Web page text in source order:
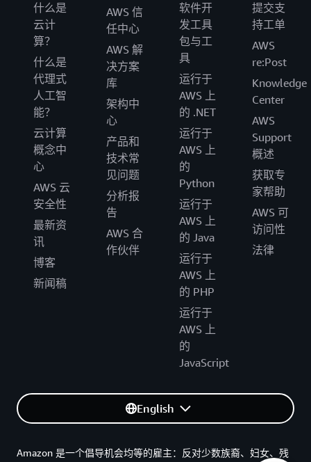
什么是
云计
算？
什么是
代理式
人工智
能？
云计算
概念中
心
AWS 云
安全性
最新资
讯
博客
新闻稿
AWS 信
任中心
AWS 解
决方案
库
架构中
心
产品和
技术常
见问题
分析报
告
AWS 合
作伙伴
软件开
发工具
包与工
具
运行于
AWS 上
的 .NET
运行于
AWS 上
的
Python
运行于
AWS 上
的 Java
运行于
AWS 上
的 PHP
运行于
AWS 上
的
JavaScript
提交支
持工单
AWS
re:Post
Knowledge
Center
AWS
Support
概述
获取专
家帮助
AWS 可
访问性
法律
English
Amazon 是一个倡导机会均等的雇主：反对少数族裔、妇女、残